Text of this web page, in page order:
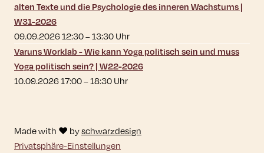
alten Texte und die Psychologie des inneren Wachstums |
W31-2026
09.09.2026 12:30–13:30Uhr
Varuns Worklab - Wie kann Yoga politisch sein und muss
Yoga politisch sein? | W22-2026
10.09.2026 17:00–18:30Uhr
Made with ♥ byschwarzdesign
Privatsphäre-Einstellungen